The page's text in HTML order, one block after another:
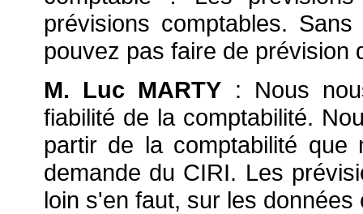
prévisions comptables.
pouvez pas faire de prévision
M. Luc MARTY : Nous
fiabilité de la comptabilité.
partir de la comptabilité que
demande du CIRI. Les
loin s'en faut, sur les